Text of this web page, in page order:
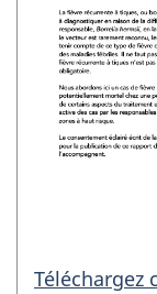
Téléchargez